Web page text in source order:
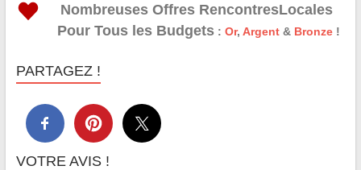
Nombreuses Offres RencontresLocales
Pour Tous les Budgets: Or, Argent& Bronze!
PARTAGEZ !
VOTRE AVIS !